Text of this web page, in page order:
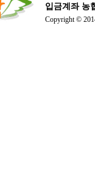
입금계좌 농
Copyright ©